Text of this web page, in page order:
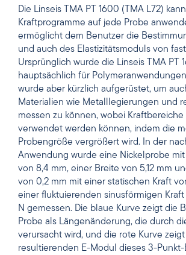
Anwendungsbeispiel: Bestimmung des
Elastizitätsmoduls mit Linseis TMA
Die Linseis TMA PT 1600 (TMA L72)
Kraftprogramme auf jede Probe
ermöglicht dem Benutzer die
und auch des Elastizitätsmoduls von fast
Ursprünglich wurde die Linseis TMA PT
hauptsächlich für
wurde aber kürzlich aufgerüstet, um
Materialien wie Metalllegierungen und
messen zu können, wobei Kraftbereiche
verwendet werden können, indem die
Probengröße vergrößert wird. In der
Anwendung wurde eine Nickelprobe
von 8,4 mm, einer Breite von 5,12 mm
von 0,2 mm mit einer statischen Kraft
einer fluktuierenden sinusförmigen Kraft
N gemessen. Die blaue Kurve zeigt die